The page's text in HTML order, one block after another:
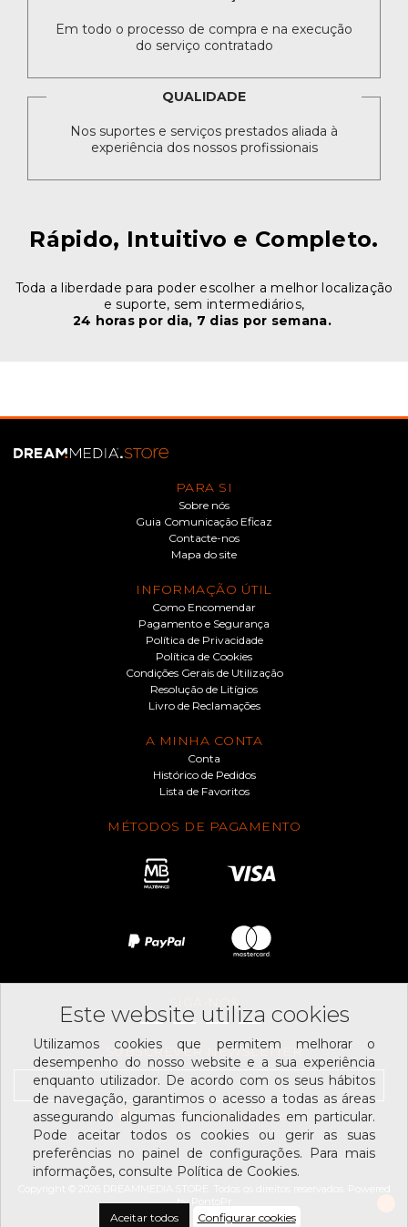
Em todo o processo de compra e na execução
do serviço contratado
QUALIDADE
Nos suportes e serviços prestados aliada à
experiência dos nossos profissionais
Rápido, Intuitivo e Completo.
Toda a liberdade para poder escolher a melhor localização
e suporte, sem intermediários,
24 horas por dia, 7 dias por semana.
PARA SI
Sobre nós
Guia Comunicação Eficaz
Contacte-nos
Mapa do site
INFORMAÇÃO ÚTIL
Como Encomendar
Pagamento e Segurança
Política de Privacidade
Política de Cookies
Condições Gerais de Utilização
Resolução de Litígios
Livro de Reclamações
A MINHA CONTA
Conta
Histórico de Pedidos
Lista de Favoritos
MÉTODOS DE PAGAMENTO
SIGA-NOS
SUBSCREVER NEWSLETTER
Li e aceito ostermos e condições
by
Este website utiliza cookies
Utilizamos cookies que permitem melhorar o
desempenho do nosso website e a sua experiência
enquanto utilizador. De acordo com os seus hábitos
de navegação, garantimos o acesso a todas as áreas
assegurando algumas funcionalidades em particular.
Pode aceitar todos os cookies ou gerir as suas
preferências no painel de configurações. Para mais
informações, consulte Política de Cookies.
Aceitar todos Configurar cookies